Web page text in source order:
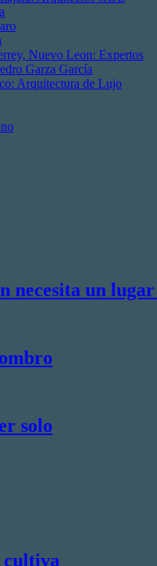
Nuevo Leon: Expertos
Garza García
Arquitectura de Lujo
necesita un
solo
cultiva